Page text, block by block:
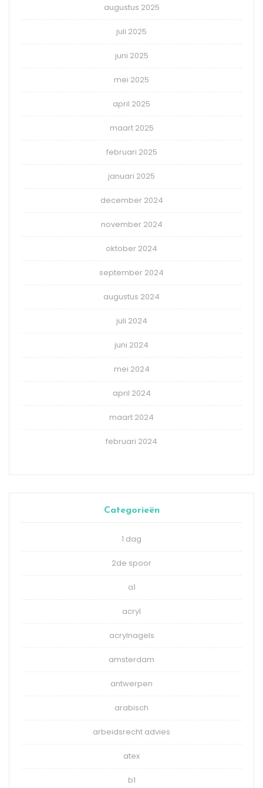
augustus 2025
juli 2025
juni 2025
mei 2025
april 2025
maart 2025
februari 2025
januari 2025
december 2024
november 2024
oktober 2024
september 2024
augustus 2024
juli 2024
juni 2024
mei 2024
april 2024
maart 2024
februari 2024
Categorieën
1 dag
2de spoor
a1
acryl
acrylnagels
amsterdam
antwerpen
arabisch
arbeidsrecht advies
atex
b1